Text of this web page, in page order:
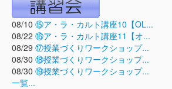
08/10 ⑮ア・ラ・カルト講座10【OL...
08/22 ⑯ア・ラ・カルト講座11【オ...
08/29 ⑰授業づくりワークショップ...
08/30 ⑱授業づくりワークショップ...
08/30 ⑲授業づくりワークショップ...
一覧...